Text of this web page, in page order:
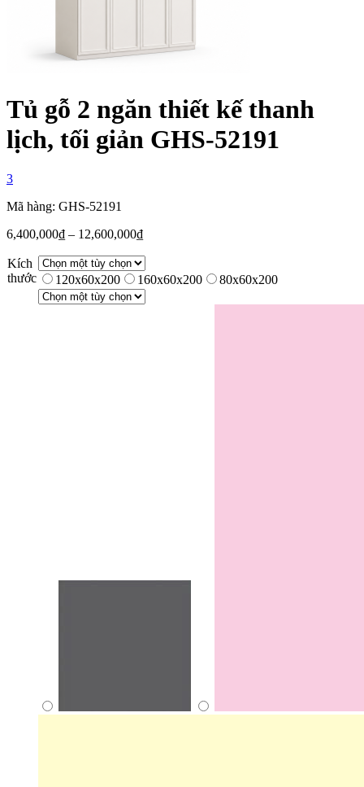
Tủ gỗ 2 ngăn thiết kế thanh
lịch, tối giản GHS-52191
3
Mã hàng: GHS-52191
6,400,000₫ – 12,600,000₫
Kích
thước
120x60x200 160x60x200 80x60x200